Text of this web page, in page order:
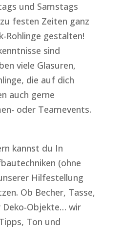
und Samstags
festen Zeiten ganz
Rohlinge gestalten!
sind
viele Glasuren,
die auf dich
auch gerne
oder Teamevents.
kannst du In
(ohne
Hilfestellung
Ob Becher, Tasse,
Deko-Objekte… wir
Ton und